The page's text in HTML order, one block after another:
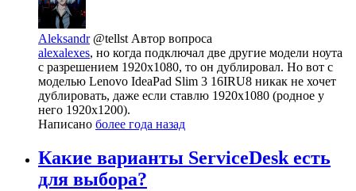
Aleksandr @tellstАвтор вопроса
alexalexes, но когда подключал две другие модели ноута
с разрешением 1920x1080, то он дублировал. Но вот с
моделью Lenovo IdeaPad Slim 3 16IRU8 никак не хочет
дублировать, даже если ставлю 1920x1080 (родное у
него 1920x1200).
Написано более года назад
Какие варианты ServiceDesk есть
для выбора?